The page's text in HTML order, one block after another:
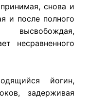
снова и
и после полного
несравненного
йогин,
задерживая